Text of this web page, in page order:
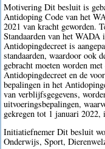
Motivering Dit besluit is
Antidoping Code van het
2021 van kracht geworden.
Standaarden van het
Antidopingdecreet is
standaarden, waardoor ook
gebracht moeten worden
Antidopingdecreet en de
bepalingen in het
van verblijfsgegevens,
uitvoeringsbepalingen,
gekregen tot 1 januari
Initiatiefnemer Dit besluit
Onderwijs, Sport,